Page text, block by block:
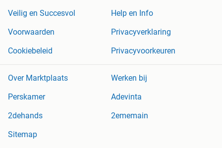
Veilig en Succesvol
Help en Info
Voorwaarden
Privacyverklaring
Cookiebeleid
Privacyvoorkeuren
Over Marktplaats
Werken bij
Perskamer
Adevinta
2dehands
2ememain
Sitemap